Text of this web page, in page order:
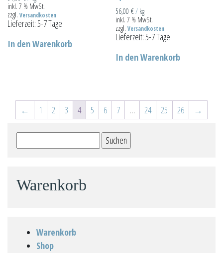
inkl. 7 % MwSt.
zzgl. Versandkosten
Lieferzeit:5-7 Tage
In den Warenkorb
56,00€/ kg
inkl. 7 % MwSt.
zzgl.Versandkosten
Lieferzeit:5-7 Tage
In den Warenkorb
← 1 2 3 4 5 6 7 … 24 25 26 →
nach:
Warenkorb
Warenkorb
Shop